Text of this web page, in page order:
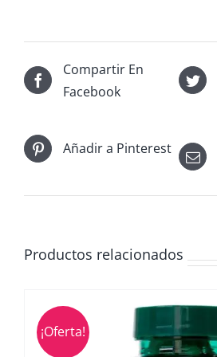
Compartir En
Facebook
Añadir a Pinterest
Productos relacionados
¡Oferta!